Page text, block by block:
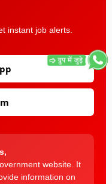
instant job alerts.
website. It
information on